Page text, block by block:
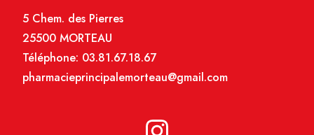
5 Chem. des Pierres
25500 MORTEAU
Téléphone: 03.81.67.18.67
pharmacieprincipalemorteau@gmail.com